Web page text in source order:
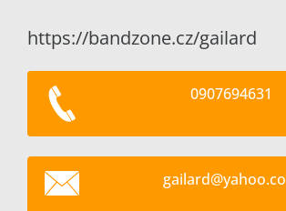
https://bandzone.cz/gailard
0907694631
gailard@yahoo.co